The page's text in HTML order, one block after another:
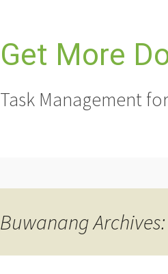
Get More
Task Management
Buwanang